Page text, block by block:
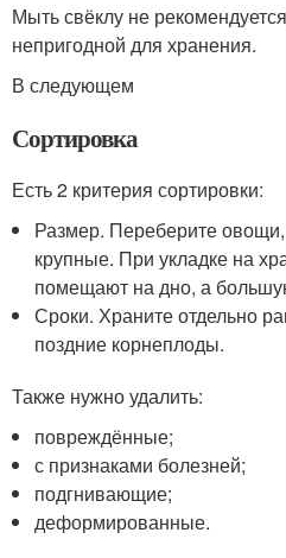
Мыть свёклу не
непригодной для хранения.
В следующем
Сортировка
Есть 2 критерия сортировки:
Размер. Переберите
крупные. При укладке на
помещают на дно, а
Сроки. Храните отдельно
поздние корнеплоды.
Также нужно удалить:
повреждённые;
с признаками болезней;
подгнивающие;
деформированные.